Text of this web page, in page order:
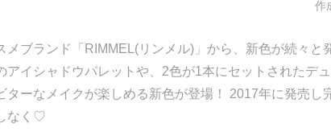
作
メブランド「RIMMEL(リンメル)」から、新色が続々と
イシャドウパレットや、2色が1本にセットされたデュ
ターなメイクが楽しめる新色が登場！ 2017年に発売し
なく♡